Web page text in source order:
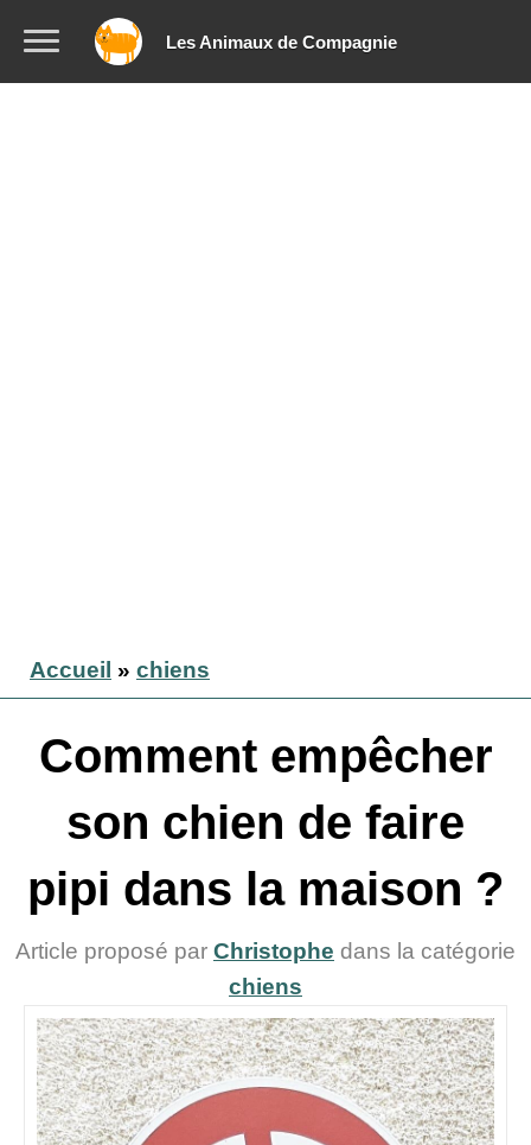
Les Animaux de Compagnie
Accueil » chiens
Comment empêcher
son chien de faire
pipi dans la maison ?
Article proposé par Christophe dans la catégorie
chiens